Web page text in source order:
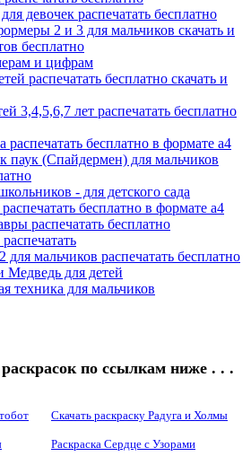
девочек распечатать бесплатно
2 и 3 для мальчиков скачать и
бесплатно
и цифрам
распечатать бесплатно скачать и
3,4,5,6,7 лет распечатать бесплатно
распечатать бесплатно в формате а4
паук (Спайдермен) для мальчиков
- для детского сада
бесплатно в формате а4
распечатать бесплатно
для мальчиков распечатать бесплатно
Медведь для детей
техника для мальчиков
по ссылкам ниже . . .
Скачать раскраску Радуга и Холмы
Раскраска Сердце с Узорами